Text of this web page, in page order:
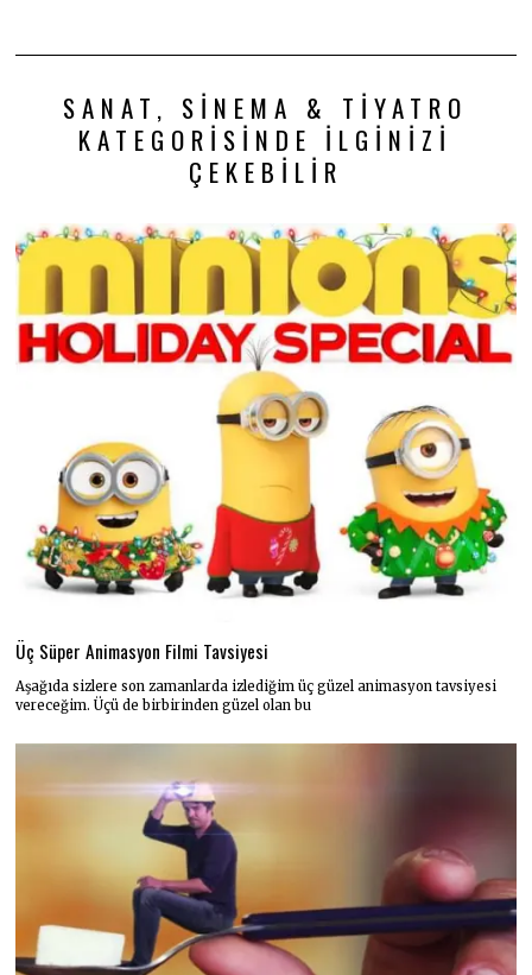
SANAT, SINEMA & TIYATRO
KATEGORISINDE İLGINIZI
ÇEKEBILIR
Üç Süper Animasyon Filmi Tavsiyesi
Aşağıda sizlere son zamanlarda izlediğim üç güzel animasyon tavsiyesi
vereceğim. Üçü de birbirinden güzel olan bu